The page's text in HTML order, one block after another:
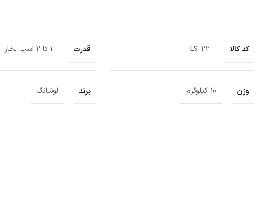
کد کالا LS-22 قدرت 1 تا 2 اسب بخار
وزن 10 کیلوگرم برند لوشانگ